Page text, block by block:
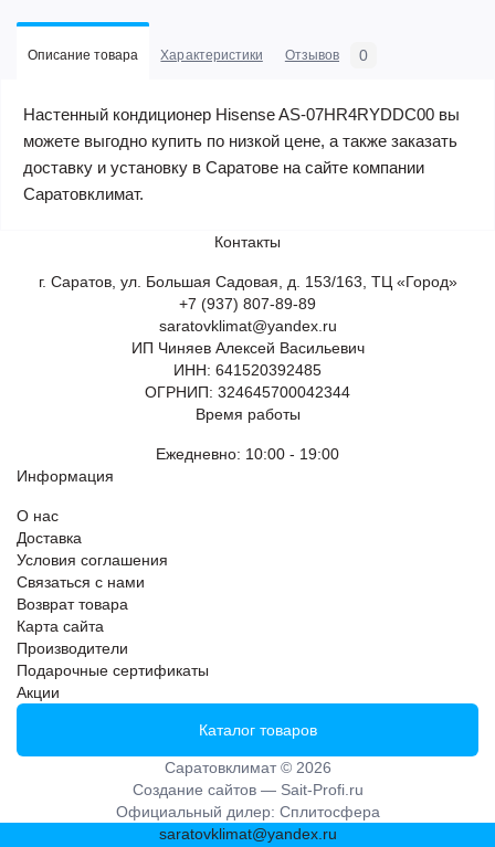
Описание товара Характеристики Отзывов 0
Настенный кондиционер Hisense AS-07HR4RYDDC00 вы
можете выгодно купить по низкой цене, а также заказать
доставку и установку в Саратове на сайте компании
Саратовклимат.
Контакты
г. Саратов, ул. Большая Садовая, д. 153/163, ТЦ «Город»
+7 (937) 807-89-89
saratovklimat@yandex.ru
ИП Чиняев Алексей Васильевич
ИНН: 641520392485
ОГРНИП: 324645700042344
Время работы
Ежедневно: 10:00 - 19:00
Информация
О нас
Доставка
Условия соглашения
Связаться с нами
Возврат товара
Карта сайта
Производители
Подарочные сертификаты
Акции
Каталог товаров
Саратовклимат © 2026
Создание сайтов — Sait-Profi.ru
Официальный дилер: Сплитосфера
saratovklimat@yandex.ru